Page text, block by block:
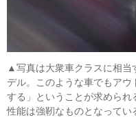
▲写真は大衆車クラスに相当
デル。このような車でもア
する」ということが求めら
性能は強靭なものとなってい